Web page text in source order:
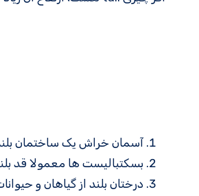
آسمان خراش یک ساختمان
بسکتبالیست ها معمولا قد
درختان بلند از گیاهان و